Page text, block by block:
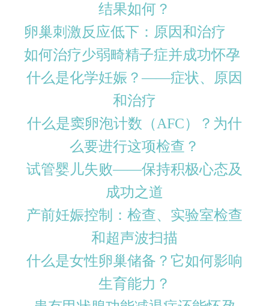
结果如何？
卵巢刺激反应低下：原因和治疗
如何治疗少弱畸精子症并成功怀孕
什么是化学妊娠？——症状、原因
和治疗
什么是窦卵泡计数（AFC）？为什
么要进行这项检查？
试管婴儿失败——保持积极心态及
成功之道
产前妊娠控制：检查、实验室检查
和超声波扫描
什么是女性卵巢储备？它如何影响
生育能力？